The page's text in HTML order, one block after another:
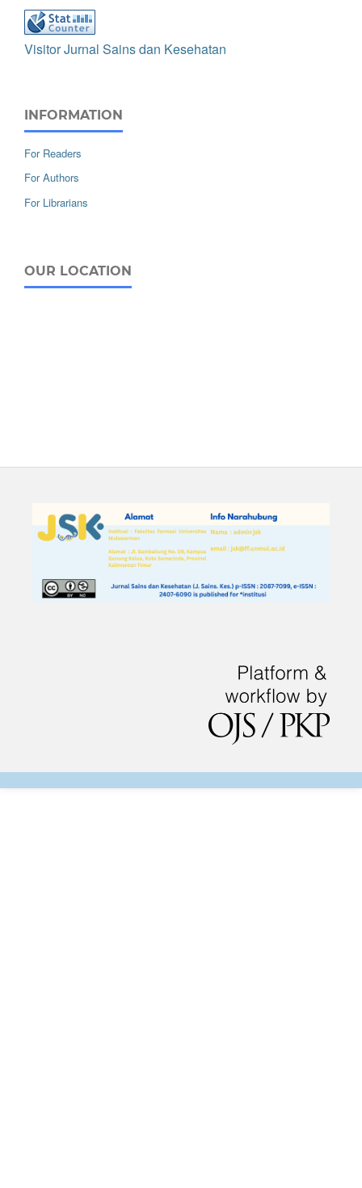
Visitor Jurnal Sains dan Kesehatan
INFORMATION
For Readers
For Authors
For Librarians
OUR LOCATION